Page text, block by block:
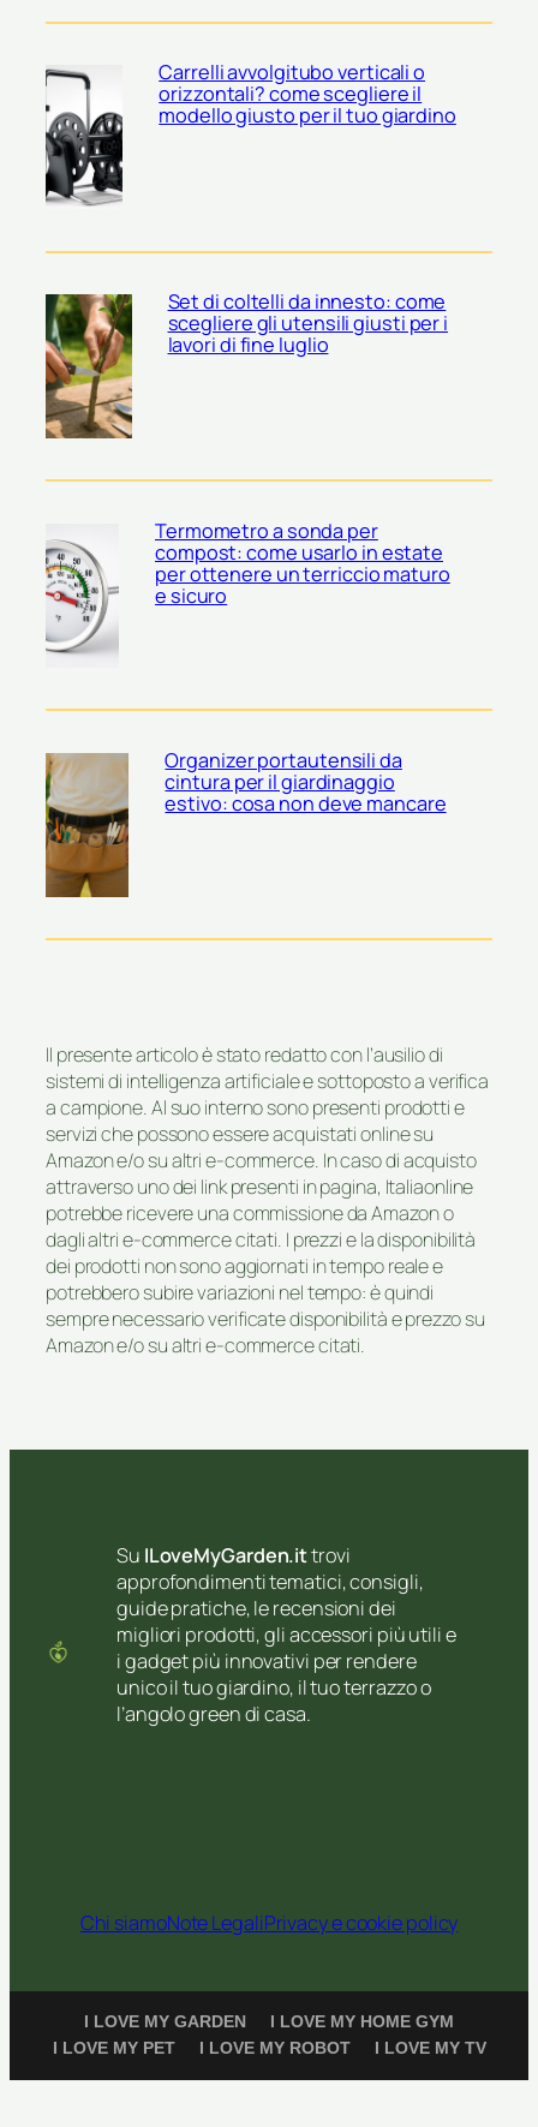
Carrelli avvolgitubo verticali o
orizzontali? come scegliere il
modello giusto per il tuo giardino
Set di coltelli da innesto: come
scegliere gli utensili giusti per i
lavori di fine luglio
Termometro a sonda per
compost: come usarlo in estate
per ottenere un terriccio maturo
e sicuro
Organizer portautensili da
cintura per il giardinaggio
estivo: cosa non deve mancare
Il presente articolo è stato redatto con l’ausilio di
sistemi di intelligenza artificiale e sottoposto a verifica
a campione. Al suo interno sono presenti prodotti e
servizi che possono essere acquistati online su
Amazon e/o su altri e-commerce. In caso di acquisto
attraverso uno dei link presenti in pagina, Italiaonline
potrebbe ricevere una commissione da Amazon o
dagli altri e-commerce citati. I prezzi e la disponibilità
dei prodotti non sono aggiornati in tempo reale e
potrebbero subire variazioni nel tempo: è quindi
sempre necessario verificate disponibilità e prezzo su
Amazon e/o su altri e-commerce citati.
Su ILoveMyGarden.ittrovi
approfondimenti tematici, consigli,
guide pratiche, le recensioni dei
migliori prodotti, gli accessori più utili e
i gadget più innovativi per rendere
unico il tuo giardino, il tuo terrazzo o
l’angolo green di casa.
Chi siamoNote LegaliPrivacy e cookie policy
I LOVE MY GARDEN
I LOVE MY HOME GYM
I LOVE MY PET
I LOVE MY ROBOT I LOVE MY TV